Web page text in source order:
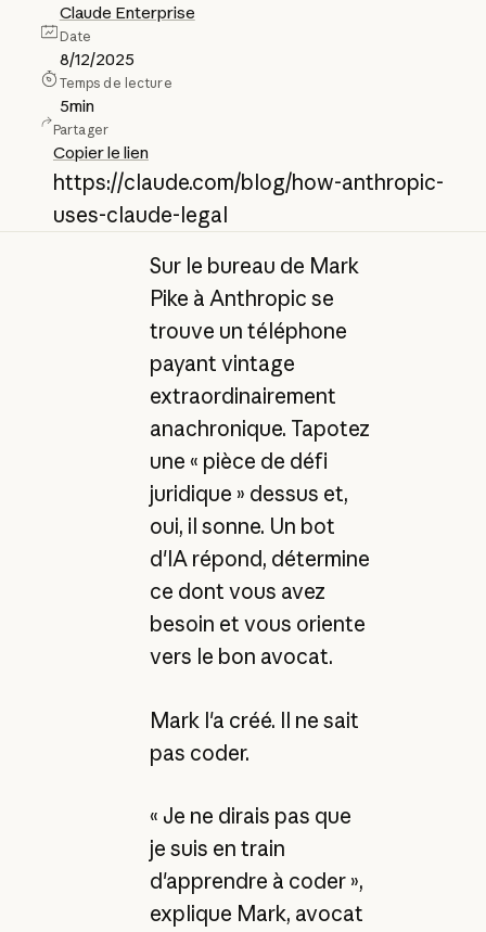
Claude Enterprise
Date
8/12/2025
Temps de lecture
5min
Partager
Copier le lien
https://claude.com/blog/how-anthropic-
uses-claude-legal
Sur le bureau de Mark
Pike à Anthropic se
trouve un téléphone
payant vintage
extraordinairement
anachronique. Tapotez
une « pièce de défi
juridique » dessus et,
oui, il sonne. Un bot
d'IA répond, détermine
ce dont vous avez
besoin et vous oriente
vers le bon avocat.
Mark l'a créé. Il ne sait
pas coder.
« Je ne dirais pas que
je suis en train
d'apprendre à coder »,
explique Mark, avocat